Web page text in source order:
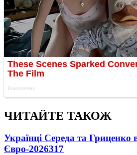
ЧИТАЙТЕ ТАКОЖ
Українці Середа та Гриценко
Євро-2026317